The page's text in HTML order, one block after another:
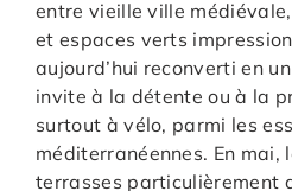
entre vieille ville
et espaces verts
aujourd’hui reconverti en
invite à la détente ou à la
surtout à vélo, parmi les
méditerranéennes. En mai,
terrasses particulièrement